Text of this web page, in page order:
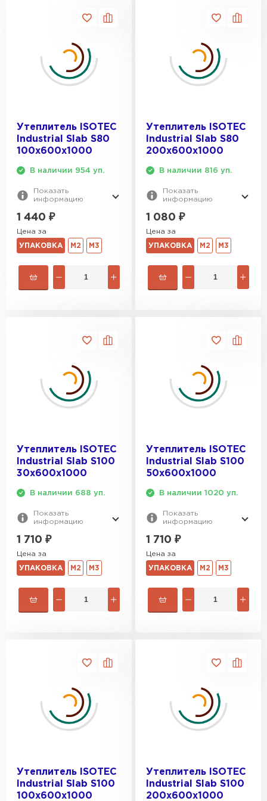
Утеплитель ISOTEC
Industrial Slab S80
100х600х1000
В наличии 954 уп.
Показать
информацию
1 440 ₽
Цена за
УПАКОВКА М2 М3
Утеплитель ISOTEC
Industrial Slab S80
200х600х1000
В наличии 816 уп.
Показать
информацию
1 080 ₽
Цена за
УПАКОВКА М2 М3
Утеплитель ISOTEC
Industrial Slab S100
30х600х1000
В наличии 688 уп.
Показать
информацию
1 710 ₽
Цена за
УПАКОВКА М2 М3
Утеплитель ISOTEC
Industrial Slab S100
50х600х1000
В наличии 1020 уп.
Показать
информацию
1 710 ₽
Цена за
УПАКОВКА М2 М3
Утеплитель ISOTEC
Industrial Slab S100
100х600х1000
Утеплитель ISOTEC
Industrial Slab S100
200х600х1000
Утеплитель Knauf
Утеплитель Isoroc
Утеплитель Isover
ПЕРЕЙТИ
Утеплитель Paroc
Утеплитель Penoplex
Утеплитель Rockwool
Утеплитель Технониколь
Утеплитель Ursa
ПЕРЕЙТИ
Утеплитель Юматекс Термо
ПЕРЕЙТИ
Гипсокартон
ПЕРЕЙТИ
ПЕРЕЙТИ